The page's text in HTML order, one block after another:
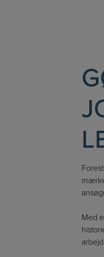
Med